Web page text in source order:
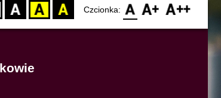
BW YB BY Czcionka: F0 F1 F2